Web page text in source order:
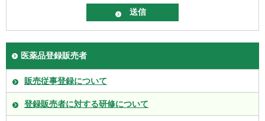
医薬品登録販売者
販売従事登録について
登録販売者に対する研修について